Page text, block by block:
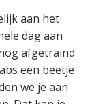
aan het
dag aan
afgetraind
een beetje
we je aan